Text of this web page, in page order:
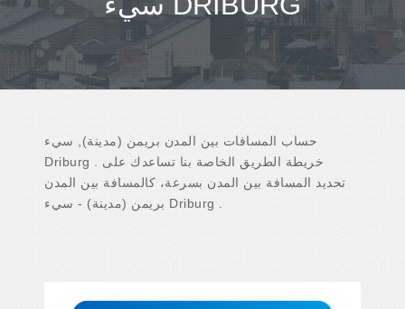
حساب المسافات بين المدن بريمن (مدينة), سيء
Driburg . خريطة الطريق الخاصة بنا تساعدك على
تحديد المسافة بين المدن بسرعة، كالمسافة بين المدن
بريمن (مدينة) - سيء Driburg .